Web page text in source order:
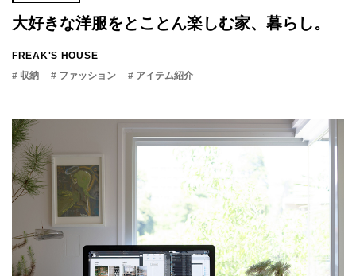
大好きな洋服をとことん楽しむ家、暮らし。
FREAK'S HOUSE
# 収納
# ファッション # アイテム紹介